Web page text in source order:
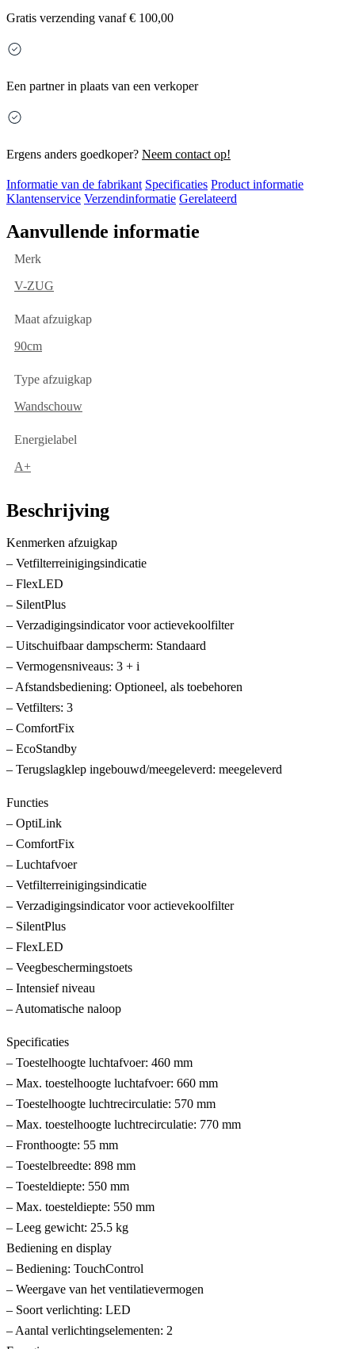
Gratis verzending vanaf € 100,00
Een partner in plaats van een verkoper
Ergens anders goedkoper? Neem contact op!
Informatie van de fabrikant Specificaties Product informatie
Klantenservice Verzendinformatie Gerelateerd
Aanvullende informatie
Merk
V-ZUG
Maat afzuigkap
90cm
Type afzuigkap
Wandschouw
Energielabel
A+
Beschrijving
Kenmerken afzuigkap
– Vetfilterreinigingsindicatie
– FlexLED
– SilentPlus
– Verzadigingsindicator voor actievekoolfilter
– Uitschuifbaar dampscherm: Standaard
– Vermogensniveaus: 3 + i
– Afstandsbediening: Optioneel, als toebehoren
– Vetfilters: 3
– ComfortFix
– EcoStandby
– Terugslagklep ingebouwd/meegeleverd: meegeleverd
Functies
– OptiLink
– ComfortFix
– Luchtafvoer
– Vetfilterreinigingsindicatie
– Verzadigingsindicator voor actievekoolfilter
– SilentPlus
– FlexLED
– Veegbeschermingstoets
– Intensief niveau
– Automatische naloop
Specificaties
– Toestelhoogte luchtafvoer: 460 mm
– Max. toestelhoogte luchtafvoer: 660 mm
– Toestelhoogte luchtrecirculatie: 570 mm
– Max. toestelhoogte luchtrecirculatie: 770 mm
– Fronthoogte: 55 mm
– Toestelbreedte: 898 mm
– Toesteldiepte: 550 mm
– Max. toesteldiepte: 550 mm
– Leeg gewicht: 25.5 kg
Bediening en display
– Bediening: TouchControl
– Weergave van het ventilatievermogen
– Soort verlichting: LED
– Aantal verlichtingselementen: 2